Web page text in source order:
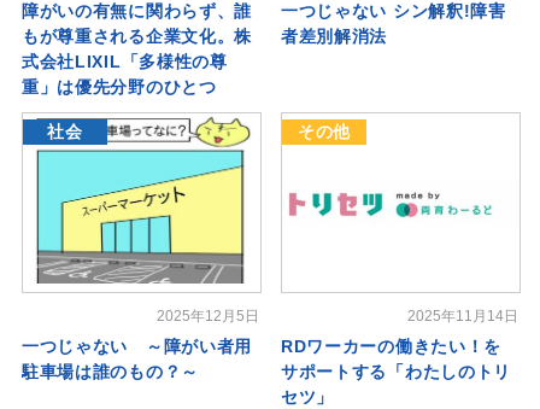
障がいの有無に関わらず、誰
もが尊重される企業文化。株
式会社LIXIL「多様性の尊
重」は優先分野のひとつ
一つじゃない シン解釈!障害
者差別解消法
社会
2025年12月5日
一つじゃない ～障がい者用
駐車場は誰のもの？～
その他
2025年11月14日
RDワーカーの働きたい！を
サポートする「わたしのトリ
セツ」